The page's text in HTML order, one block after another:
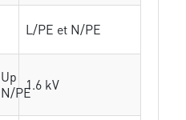
L/PE et N/PE
Up
N/PE1.6 kV